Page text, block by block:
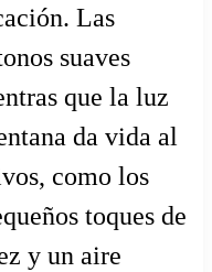
Las
suaves
que la luz
da vida al
como los
toques de
y un aire